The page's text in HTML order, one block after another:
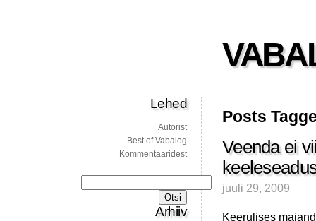
Posts
Veenda ei
juuli 29, 2009
Keerulises
Lehed
Autorist
Best of Vabalog
Kommentaaridest
Arhiiv